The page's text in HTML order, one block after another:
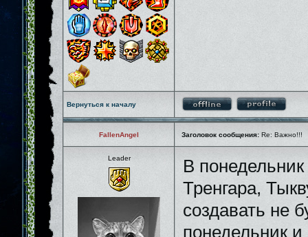
Вернуться к началу
FallenAngel Заголовок сообщения: Re: Важно!!!
Leader
В
Тренгара,
создавать не
понедельник